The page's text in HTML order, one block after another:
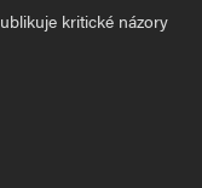
kritické názory